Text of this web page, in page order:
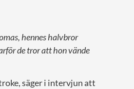
hennes halvbror
de tror att hon vände
säger i intervjun att